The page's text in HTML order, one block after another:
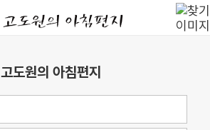
고도원의 아침편지